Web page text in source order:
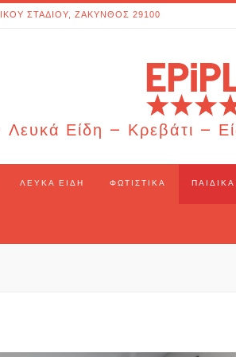
ΣΤΑΔΙΟΥ, ΖΑΚΥΝΘΟΣ 29100
Είδη – Κρεβάτι –
ΛΕΥΚΆ ΕΊΔΗ ΦΩΤΙΣΤΙΚΆ